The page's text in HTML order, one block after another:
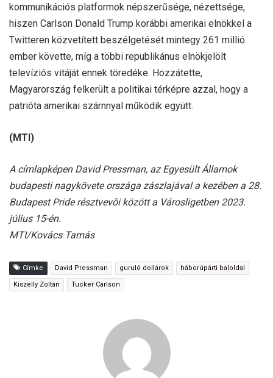
kommunikációs platformok népszerűsége, nézettsége,
hiszen Carlson Donald Trump korábbi amerikai elnökkel a
Twitteren közvetített beszélgetését mintegy 261 millió
ember követte, míg a többi republikánus elnökjelölt
televíziós vitáját ennek töredéke. Hozzátette,
Magyarország felkerült a politikai térképre azzal, hogy a
patrióta amerikai szárnnyal működik együtt.
(MTI)
A címlapképen David Pressman, az Egyesült Államok
budapesti nagykövete országa zászlajával a kezében a 28.
Budapest Pride résztvevõi között a Városligetben 2023.
július 15-én.
MTI/Kovács Tamás
Címke David Pressman guruló dollárok háborúpárti baloldal
Kiszelly Zoltán Tucker Carlson